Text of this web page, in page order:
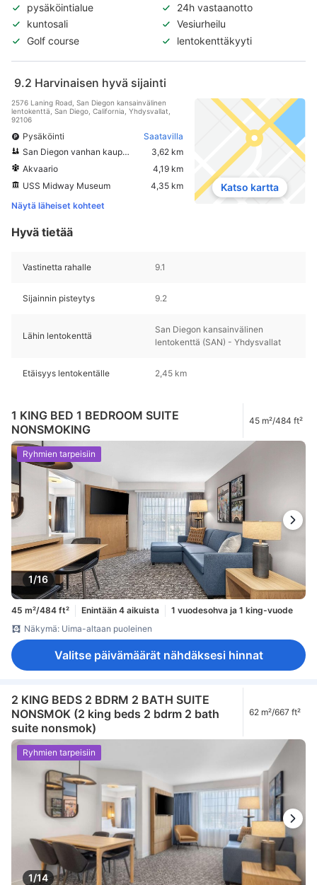
pysäköintialue
24h vastaanotto
kuntosali
Vesiurheilu
Golf course
lentokenttäkyyti
9.2 Harvinaisen hyvä sijainti
2576 Laning Road, San Diegon kansainvälinen
lentokenttä, San Diego, California, Yhdysvallat,
92106
Pysäköinti
Saatavilla
San Diegon vanhan kaupungin historiallinen puisto
3,62 km
Akvaario
4,19 km
USS Midway Museum
4,35 km
Näytä läheiset kohteet
Katso kartta
Hyvä tietää
Vastinetta rahalle 9.1
Sijainnin pisteytys 9.2
Lähin lentokenttä
San Diegon kansainvälinen
lentokenttä (SAN) - Yhdysvallat
Etäisyys lentokentälle 2,45 km
1 KING BED 1 BEDROOM SUITE
NONSMOKING
45 m²/484 ft²
1/16
Ryhmien tarpeisiin
45 m²/484 ft² Enintään 4 aikuista
1 vuodesohva ja 1 king-vuode
Näkymä: Uima-altaan puoleinen
Valitse päivämäärät nähdäksesi hinnat
2 KING BEDS 2 BDRM 2 BATH SUITE
NONSMOK (2 king beds 2 bdrm 2 bath
suite nonsmok)
62 m²/667 ft²
1/14
Ryhmien tarpeisiin